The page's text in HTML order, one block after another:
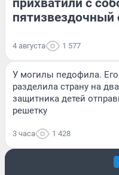
прихватили с
пятизвездочный
4 августа 1 577
У могилы педофила. Его
разделила страну на
защитника детей
решетку
3 часа 1 428